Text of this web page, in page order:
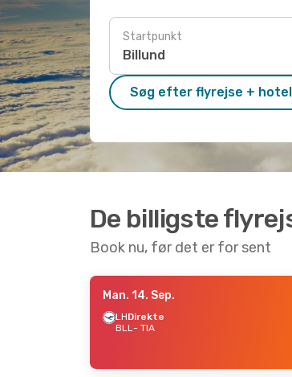
Startpunkt
Søg efter flyrejse + hotel
De billigste
Book nu, før det er for sent
Man. 14. Sep.
LHDirekte
BLL- TIA